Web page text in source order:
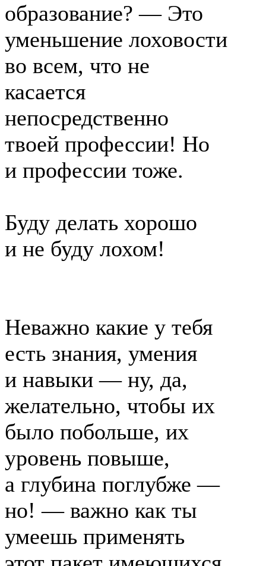
образование? — Это
уменьшение лоховости
во всем, что не
касается
непосредственно
твоей профессии! Но
и профессии тоже.
Буду делать хорошо
и не буду лохом!
Неважно какие у тебя
есть знания, умения
и навыки — ну, да,
желательно, чтобы их
было побольше, их
уровень повыше,
а глубина поглубже —
но! — важно как ты
умеешь применять